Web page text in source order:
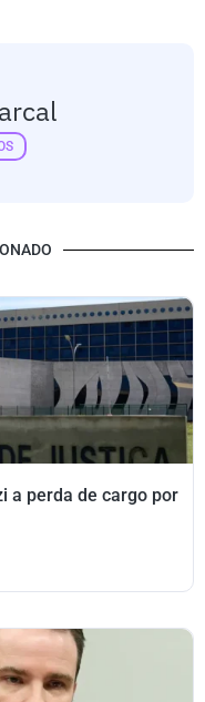
a perda de cargo por